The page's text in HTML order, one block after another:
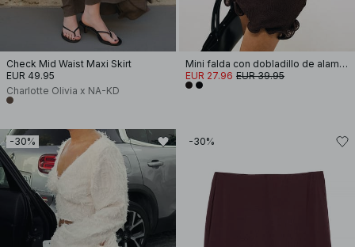
Check Mid Waist Maxi Skirt
EUR 49.95
Charlotte Olivia x NA-KD
Mini falda con dobladillo de alambre
EUR 27.96 EUR 39.95
-30% -30%